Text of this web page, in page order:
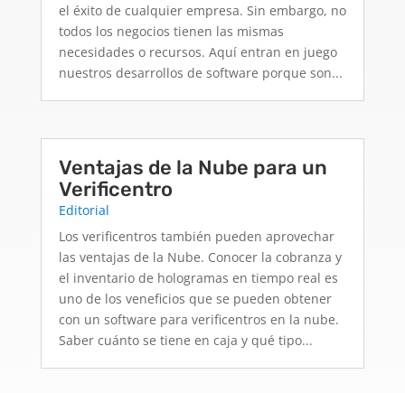
el éxito de cualquier empresa. Sin embargo, no
todos los negocios tienen las mismas
necesidades o recursos. Aquí entran en juego
nuestros desarrollos de software porque son...
Ventajas de la Nube para un
Verificentro
Editorial
Los verificentros también pueden aprovechar
las ventajas de la Nube. Conocer la cobranza y
el inventario de hologramas en tiempo real es
uno de los veneficios que se pueden obtener
con un software para verificentros en la nube.
Saber cuánto se tiene en caja y qué tipo...